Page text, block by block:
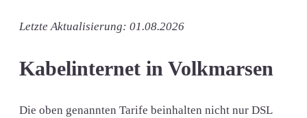
Letzte Aktualisierung: 01.08.2026
Kabelinternet in Volkmarsen
Die oben genannten Tarife beinhalten nicht nur DSL